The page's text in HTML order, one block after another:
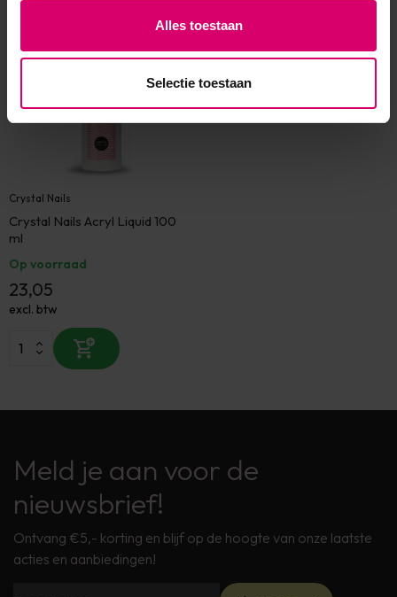
Alles toestaan
Selectie toestaan
Crystal Nails
Crystal Nails Acryl Liquid 100
ml
Op voorraad
23,05
excl. btw
Meld je aan voor de
nieuwsbrief!
Ontvang €5,- korting en blijf op de hoogte van onze laatste
acties en aanbiedingen!